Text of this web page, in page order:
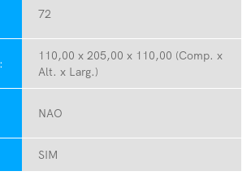
72
110,00 x 205,00 x 110,00 (Comp. x
Alt. x Larg.)
NAO
SIM